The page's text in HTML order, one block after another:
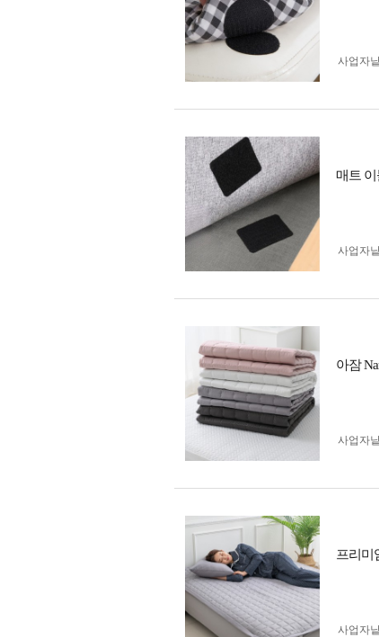
사업자
매트
사업자
아잠
사업자
프리미
사업자